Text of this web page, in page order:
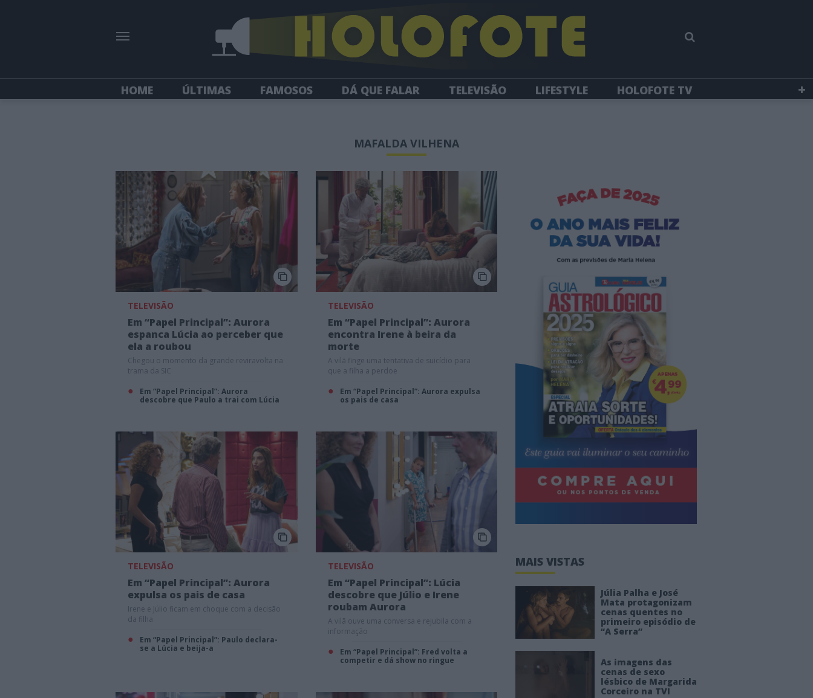
HOME ÚLTIMAS FAMOSOS DÁ QUE FALAR TELEVISÃO LIFESTYLE
HOLOFOTE TV
MAFALDA VILHENA
TELEVISÃO
Em “Papel Principal”: Aurora
espanca Lúcia ao perceber que
ela a roubou
Chegou o momento da grande reviravolta na
trama da SIC
Em “Papel Principal”: Aurora
descobre que Paulo a trai com Lúcia
TELEVISÃO
Em “Papel Principal”: Aurora
encontra Irene à beira da
morte
A vilã finge uma tentativa de suicídio para
que a filha a perdoe
Em “Papel Principal”: Aurora expulsa
os pais de casa
TELEVISÃO
Em “Papel Principal”: Aurora
expulsa os pais de casa
Irene e Júlio ficam em choque com a decisão
da filha
Em “Papel Principal”: Paulo declara-
se a Lúcia e beija-a
TELEVISÃO
Em “Papel Principal”: Lúcia
descobre que Júlio e Irene
roubam Aurora
A vilã ouve uma conversa e rejubila com a
informação
Em “Papel Principal”: Fred volta a
competir e dá show no ringue
MAIS VISTAS
Júlia Palha e José
Mata protagonizam
cenas quentes no
primeiro episódio de
“A Serra”
As imagens das
cenas de sexo
lésbico de Margarida
Corceiro na TVI